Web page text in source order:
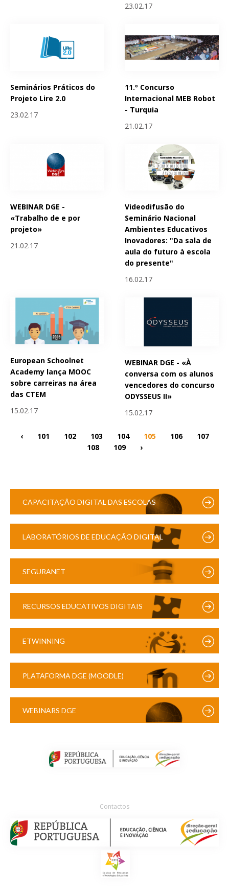
23.02.17
Seminários Práticos do
Projeto Lire 2.0
23.02.17
11.º Concurso
Internacional MEB Robot
- Turquia
21.02.17
WEBINAR DGE -
«Trabalho de e por
projeto»
21.02.17
Videodifusão do
Seminário Nacional
Ambientes Educativos
Inovadores: "Da sala de
aula do futuro à escola
do presente"
16.02.17
European Schoolnet
Academy lança MOOC
sobre carreiras na área
das CTEM
15.02.17
WEBINAR DGE - «À
conversa com os alunos
vencedores do concurso
ODYSSEUS II»
15.02.17
‹ 101 102 103 104 105 106
107
108
109 ›
CAPACITAÇÃO DIGITAL DAS ESCOLAS
LABORATÓRIOS DE EDUCAÇÃO DIGITAL
SEGURANET
RECURSOS EDUCATIVOS DIGITAIS
ETWINNING
PLATAFORMA DGE (MOODLE)
WEBINARS DGE
Contactos